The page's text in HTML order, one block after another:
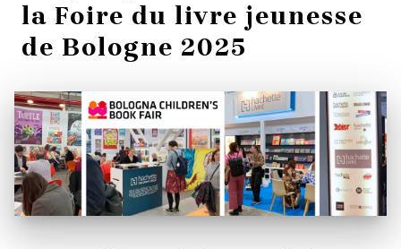
la Foire du livre jeunesse
de Bologne 2025